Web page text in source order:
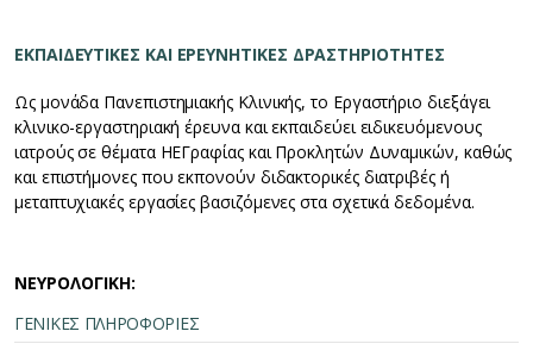
ΕΚΠΑΙΔΕΥΤΙΚΕΣ ΚΑΙ ΕΡΕΥΝΗΤΙΚΕΣ ΔΡΑΣΤΗΡΙΟΤΗΤΕΣ
Ως μονάδα Πανεπιστημιακής Κλινικής, το Εργαστήριο διεξάγει
κλινικο-εργαστηριακή έρευνα και εκπαιδεύει ειδικευόμενους
ιατρούς σε θέματα ΗΕΓραφίας και Προκλητών Δυναμικών, καθώς
και επιστήμονες που εκπονούν διδακτορικές διατριβές ή
μεταπτυχιακές εργασίες βασιζόμενες στα σχετικά δεδομένα.
ΝΕΥΡΟΛΟΓΙΚΗ:
ΓΕΝΙΚΕΣ ΠΛΗΡΟΦΟΡΙΕΣ